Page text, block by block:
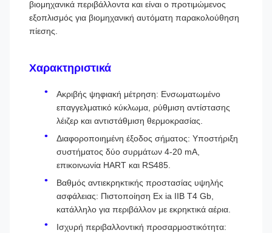
βιομηχανικά περιβάλλοντα και είναι ο προτιμώμενος
εξοπλισμός για βιομηχανική αυτόματη παρακολούθηση
πίεσης.
Χαρακτηριστικά
Ακριβής ψηφιακή μέτρηση: Ενσωματωμένο
επαγγελματικό κύκλωμα, ρύθμιση αντίστασης
λέιζερ και αντιστάθμιση θερμοκρασίας.
Διαφοροποιημένη έξοδος σήματος: Υποστήριξη
συστήματος δύο συρμάτων 4-20 mA,
επικοινωνία HART και RS485.
Βαθμός αντιεκρηκτικής προστασίας υψηλής
ασφάλειας: Πιστοποίηση Ex ia IIB T4 Gb,
κατάλληλο για περιβάλλον με εκρηκτικά αέρια.
Ισχυρή περιβαλλοντική προσαρμοστικότητα: